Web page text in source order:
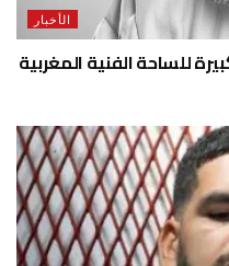
الأخبار
للساحة الفنية المغربية